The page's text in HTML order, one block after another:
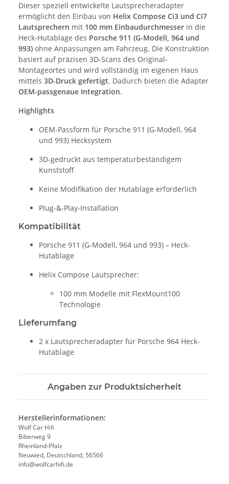
Dieser speziell entwickelte Lautsprecheradapter
ermöglicht den Einbau von Helix Compose Ci3 und Ci7
Lautsprechern mit 100 mm Einbaudurchmesser in die
Heck-Hutablage des Porsche 911 (G-Modell, 964 und
993) ohne Anpassungen am Fahrzeug. Die Konstruktion
basiert auf präzisen 3D-Scans des Original-
Montageortes und wird vollständig im eigenen Haus
mittels 3D-Druck gefertigt. Dadurch bieten die Adapter
OEM-passgenaue Integration.
Highlights
OEM-Passform für Porsche 911 (G-Modell, 964
und 993) Hecksystem
3D-gedruckt aus temperaturbeständigem
Kunststoff
Keine Modifikation der Hutablage erforderlich
Plug-&-Play-Installation
Kompatibilität
Porsche 911 (G-Modell, 964 und 993) – Heck-
Hutablage
Helix Compose Lautsprecher:
100 mm Modelle mit FlexMount100
Technologie
Lieferumfang
2 x Lautsprecheradapter für Porsche 964 Heck-
Hutablage
Angaben zur Produktsicherheit
Herstellerinformationen:
Wolf Car Hifi
Biberweg 9
Rheinland-Pfalz
Neuwied, Deutschland, 56566
info@wolfcarhifi.de